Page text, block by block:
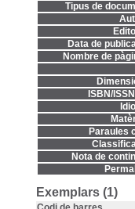
Tipus de
Data de
Nombre de
ISBN/
Paraules
Nota de
Exemplars (1)